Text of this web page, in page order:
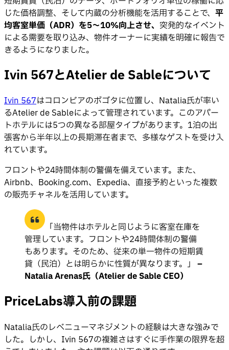
じた価格調整、そして内蔵の分析機能を活用することで、 平
均客室単価（ADR）を5〜10%向上させ、 突発的なイベント
による需要を取り込み、物件オーナーに実績を明確に報告で
きるようになりました。
Ivin 567とAtelier de Sableについて
Ivin 567はコロンビアのボゴタに位置し、Natalia氏が率い
るAtelier de Sableによって管理されています。このアパー
トホテルには5つの異なる部屋タイプがあります。1泊の出
張客から半年以上の長期滞在者まで、多様なゲストを受け入
れています。
フロントや24時間体制の警備を備えています。また、
Airbnb、Booking.com、Expedia、直接予約といった複数
の販売チャネルを活用しています。
「当物件はホテルと同じように客室在庫を
管理しています。フロントや24時間体制の警備
もあります。そのため、従来の単一物件の短期賃
貸（民泊）とは明らかに性質が異なります。」 –
Natalia Arenas氏（Atelier de Sable CEO）
PriceLabs導入前の課題
Natalia氏のレベニューマネジメントの経験は大きな強みで
した。しかし、Ivin 567の複雑さはすぐに手作業の限界を超